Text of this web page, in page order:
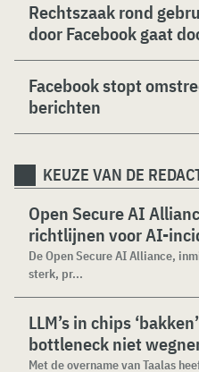
Rechtszaak rond
door Facebook gaat
Facebook stopt
berichten
KEUZE VAN DE
Open Secure AI
richtlijnen voor AI-
De Open Secure AI Alliance,
sterk, pr...
LLM’s in chips
bottleneck niet
Met de overname van Taalas